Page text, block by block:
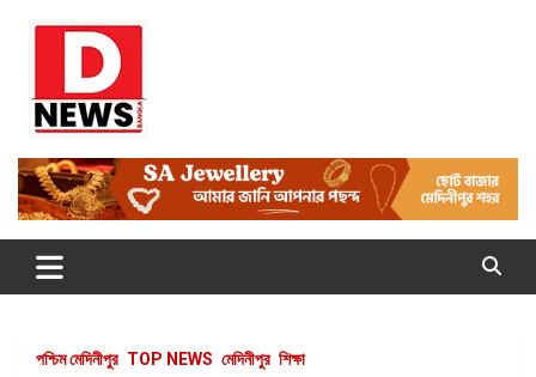
Dnews
#Medinipur24X7News
পশ্চিম মেদিনীপুর TOP NEWS মেদিনীপুর শিক্ষা